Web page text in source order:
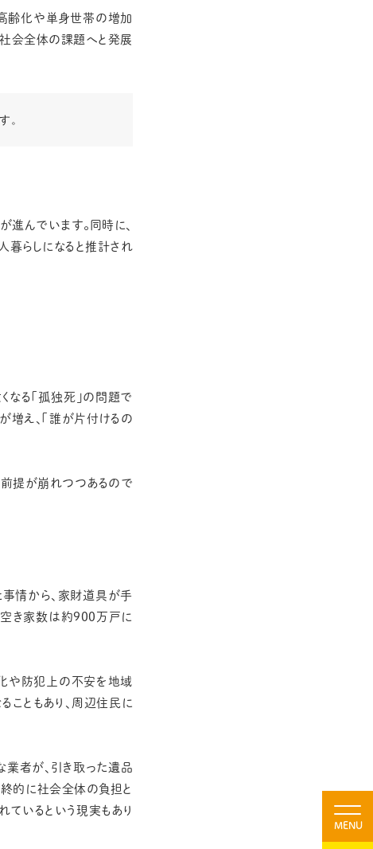
MENU
齢化や単身世帯の増加
会全体の課題へと発展
。
んでいます。同時に、
らしになると推計され
なる「孤独死」の問題で
増え、「誰が片付けるの
提が崩れつつあるので
事情から、家財道具が手
空き家数は約900万戸に
や防犯上の不安を地域
こともあり、周辺住民に
者が、引き取った遺品
的に社会全体の負担と
ているという現実もあり